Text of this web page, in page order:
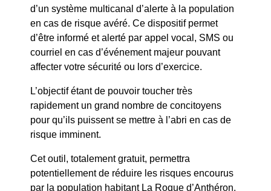
Exposition d'Emile ghigo
Galerie Jean-
d’un système multicanal d’alerte à la population
en cas de risque avéré. Ce dispositif permet
d’être informé et alerté par appel vocal, SMS ou
courriel en cas d’événement majeur pouvant
affecter votre sécurité ou lors d’exercice.
L’objectif étant de pouvoir toucher très
rapidement un grand nombre de concitoyens
pour qu’ils puissent se mettre à l’abri en cas de
risque imminent.
Cet outil, totalement gratuit, permettra
potentiellement de réduire les risques encourus
par la population habitant La Roque d’Anthéron.